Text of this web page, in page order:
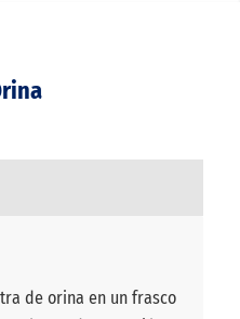
de orina en un frasco